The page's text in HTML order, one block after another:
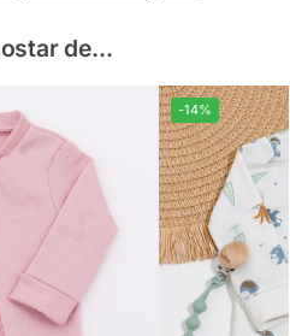
de...
-14%